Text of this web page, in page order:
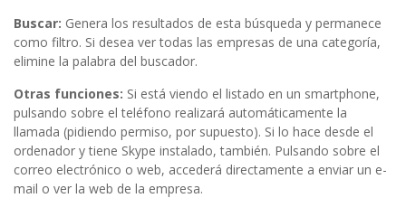
Buscar: Genera los resultados de esta búsqueda y permanece
como filtro. Si desea ver todas las empresas de una categoría,
elimine la palabra del buscador.
Otras funciones: Si está viendo el listado en un smartphone,
pulsando sobre el teléfono realizará automáticamente la
llamada (pidiendo permiso, por supuesto). Si lo hace desde el
ordenador y tiene Skype instalado, también. Pulsando sobre el
correo electrónico o web, accederá directamente a enviar un e-
mail o ver la web de la empresa.